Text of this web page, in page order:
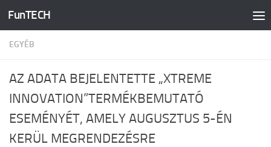
Skip to content
FunTECH
EGYÉB
AZ ADATA BEJELENTETTE „XTREME
INNOVATION”TERMÉKBEMUTATÓ
ESEMÉNYÉT, AMELY AUGUSZTUS 5-ÉN
KERÜL MEGRENDEZÉSRE